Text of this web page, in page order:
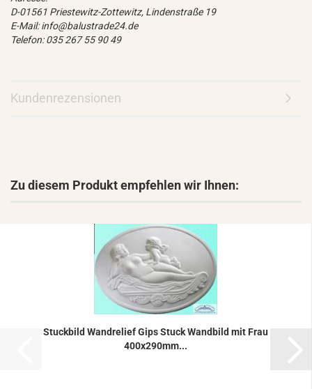
D-01561 Priestewitz-Zottewitz, Lindenstraße 19
E-Mail: info@balustrade24.de
Telefon: 035 267 55 90 49
Kundenrezensionen
Zu diesem Produkt empfehlen wir Ihnen:
Stuck­bild Wand­re­li­ef Gips Stuck Wand­bild mit Frau
400x290mm...